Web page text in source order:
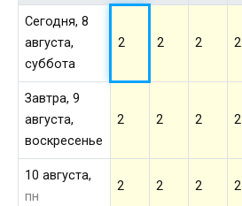
Сегодня, 8
августа,
суббота
2 2 2 2
Завтра, 9
августа,
воскресенье
2 2 2 2
10 августа,
пн
2 2 2 2